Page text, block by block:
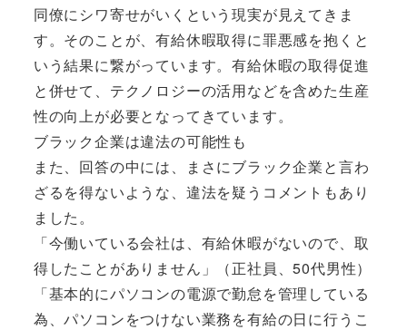
同僚にシワ寄せがいくという現実が見えてきま
す。そのことが、有給休暇取得に罪悪感を抱くと
いう結果に繋がっています。有給休暇の取得促進
と併せて、テクノロジーの活用などを含めた生産
性の向上が必要となってきています。
ブラック企業は違法の可能性も
また、回答の中には、まさにブラック企業と言わ
ざるを得ないような、違法を疑うコメントもあり
ました。
「今働いている会社は、有給休暇がないので、取
得したことがありません」（正社員、50代男性）
「基本的にパソコンの電源で勤怠を管理している
為、パソコンをつけない業務を有給の日に行うこ